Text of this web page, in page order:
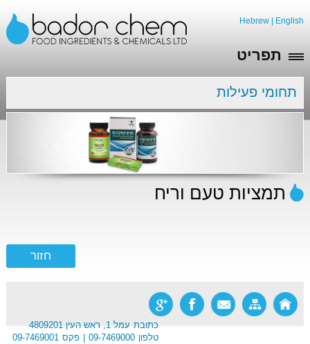
Hebrew English
תפריט
תחומי פעילות
תמציות טעם וריח
כתובת עמל 1, ראש העין 4809201
טלפון 09-7469000 פקס 09-7469001